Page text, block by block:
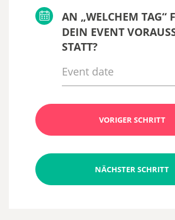
AN „WELCHEM TAG“
DEIN EVENT
STATT?
VORIGER SCHRITT
NÄCHSTER SCHRITT